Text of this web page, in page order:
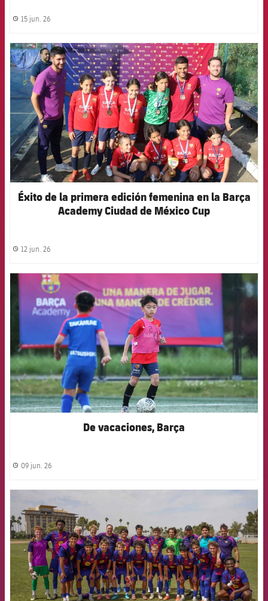
label.share.clock
15 jun. 26
FCB Barcelona badge
Éxito de la primera edición femenina en la Barça
Academy Ciudad de México Cup
label.share.clock
12 jun. 26
De vacaciones, Barça
label.share.clock
09 jun. 26